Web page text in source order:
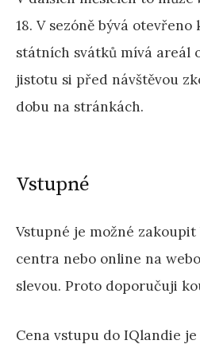
18. V sezóně bývá otevřeno
státních svátků mívá areál
jistotu si před návštěvou
dobu na stránkách.
Vstupné
Vstupné je možné
centra nebo online na
slevou. Proto doporučuji
Cena vstupu do IQlandie je